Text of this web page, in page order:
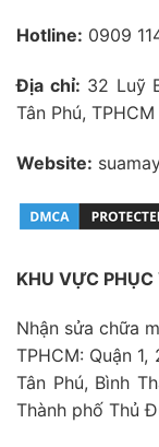
Hotline: 0909
Địa chỉ: 32 Luỹ
Tân Phú, TPHCM
Website:
KHU VỰC PHỤC
Nhận sửa chữa
TPHCM: Quận 1,
Tân Phú, Bình
Thành phố Thủ